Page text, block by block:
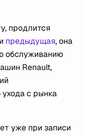
продлится
предыдущая, она
обслуживанию
Renault,
ухода с рынка
уже при записи